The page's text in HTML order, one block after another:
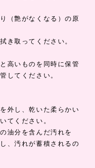
（艶がなくなる）の原
き取ってください。
高いものを同時に保管
してください。
外し、乾いた柔らかい
てください。
油分を含んだ汚れを
、汚れが蓄積されるの